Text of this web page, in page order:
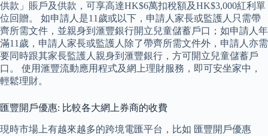
供款」賬戶及供款，可享高達HK$6萬扣稅額及HK$3,000紅利單
位回贈。 如申請人是11歲或以下，申請人家長或監護人只需帶
齊所需文件，並親身到滙豐銀行開立兒童儲蓄戶口；如申請人年
滿11歲，申請人家長或監護人除了帶齊所需文件外，申請人亦需
要同時跟其家長監護人親身到滙豐銀行，方可開立兒童儲蓄戶
口。 使用滙豐流動應用程式及網上理財服務，即可安坐家中，
輕鬆理財。
匯豐開戶優惠: 比較各大網上券商的收費
現時市場上有越來越多的跨境電匯平台，比如 匯豐開戶優惠